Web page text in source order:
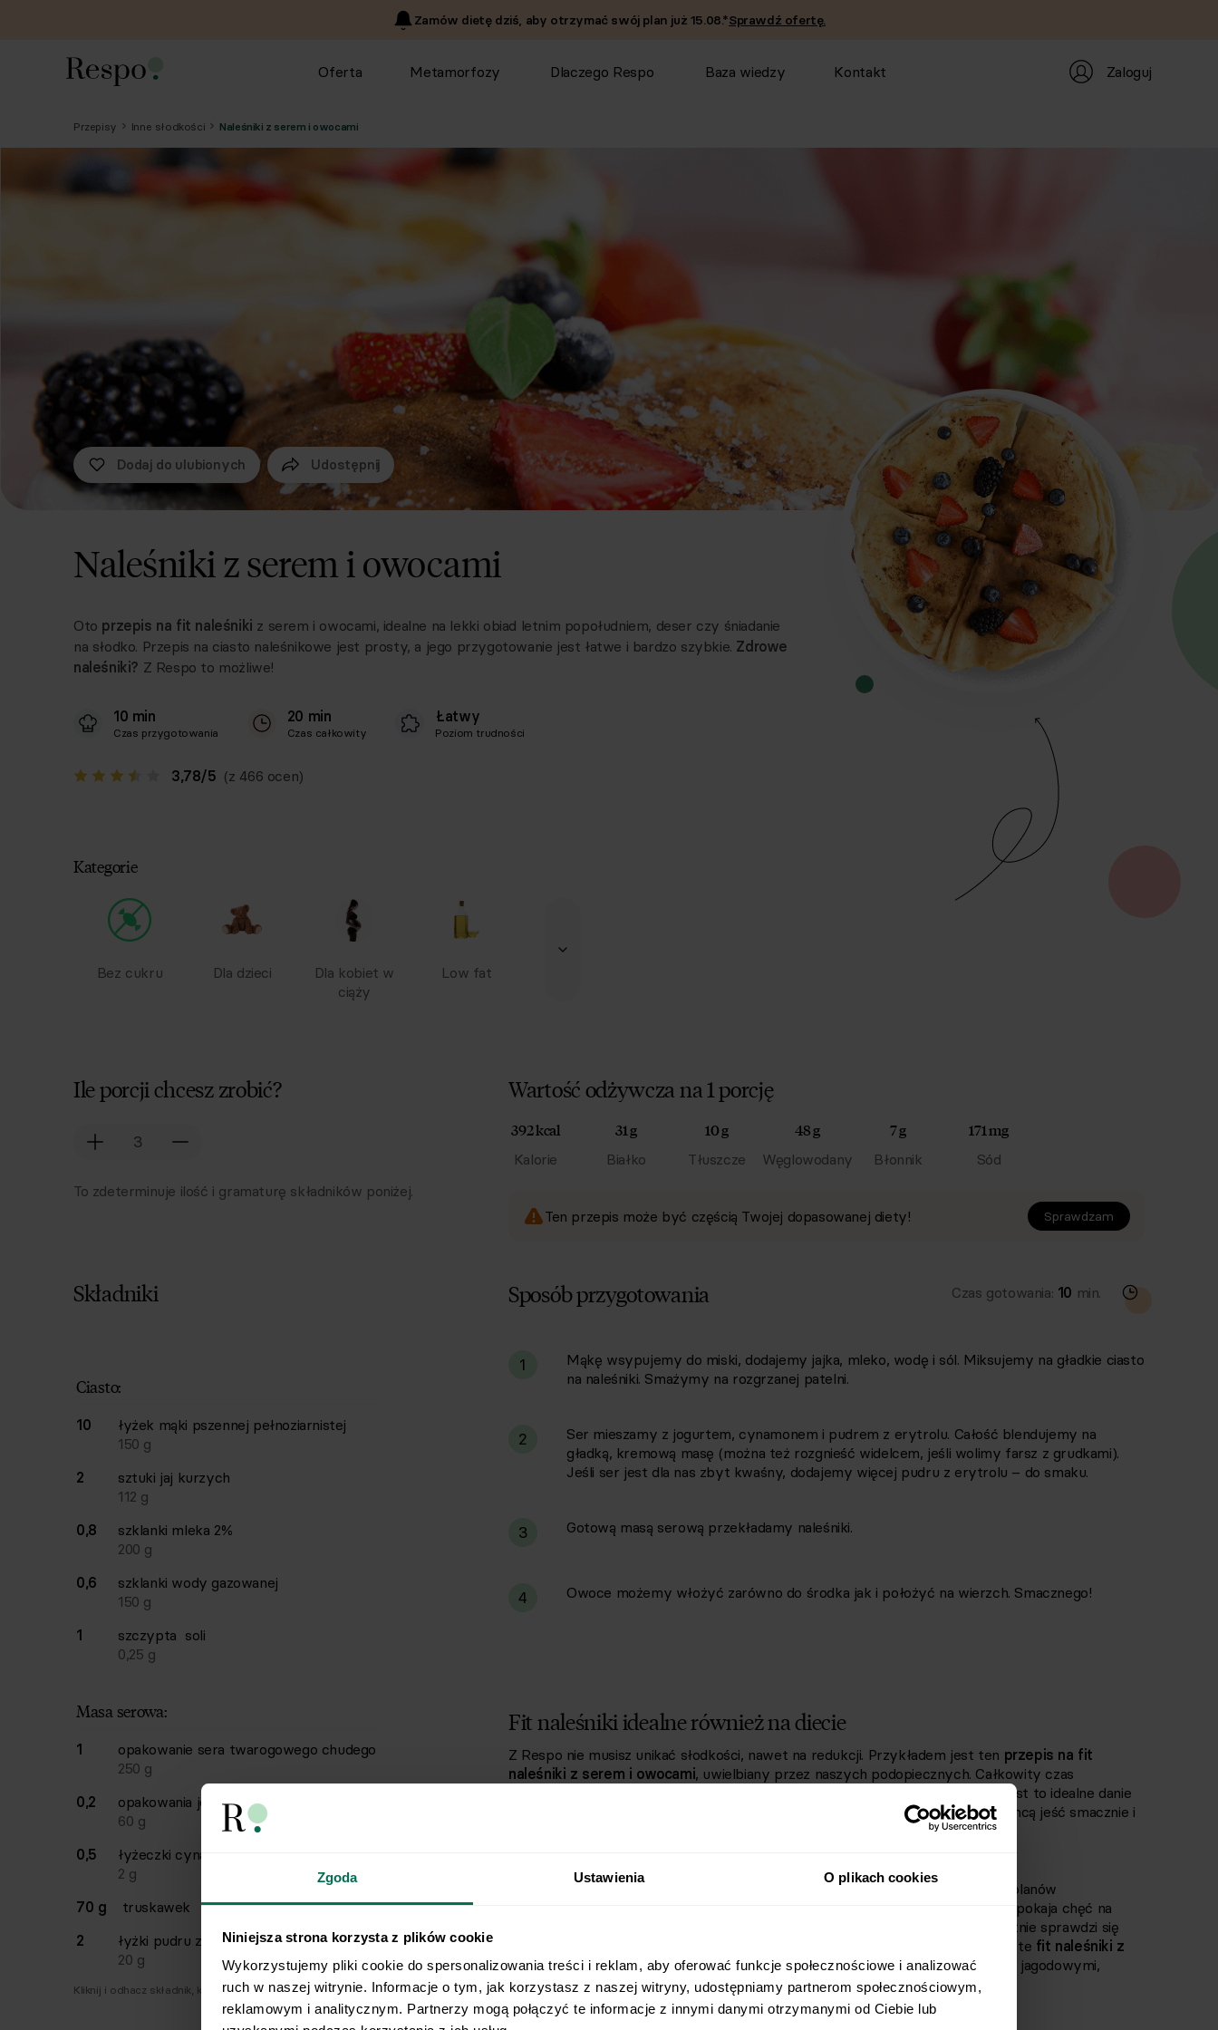
Zgoda Ustawienia O plikach cookies
Niniejsza strona korzysta z plików cookie
Wykorzystujemy pliki cookie do spersonalizowania treści i reklam, aby oferować funkcje społecznościowe i analizować
ruch w naszej witrynie. Informacje o tym, jak korzystasz z naszej witryny, udostępniamy partnerom społecznościowym,
reklamowym i analitycznym. Partnerzy mogą połączyć te informacje z innymi danymi otrzymanymi od Ciebie lub
Zamów dietę dziś, aby otrzymać swój plan już 15.08.*Sprawdź ofertę.
Oferta Metamorfozy Dlaczego Respo Baza wiedzy Kontakt Zaloguj
Przepisy Inne słodkości Naleśniki z serem i owocami
Dodaj do ulubionych Udostępnij
Naleśniki z serem i owocami
Oto przepis na fit naleśniki z serem i owocami, idealne na lekki obiad letnim popołudniem, deser czy śniadanie
na słodko. Przepis na ciasto naleśnikowe jest prosty, a jego przygotowanie jest łatwe i bardzo szybkie. Zdrowe
naleśniki? Z Respo to możliwe!
10 min
Czas przygotowania
20 min
Czas całkowity
Łatwy
Poziom trudności
3,78/5 (z 466 ocen)
Kategorie
Bez cukru Dla dzieci
Dla kobiet w
ciąży
Low fat
Ile porcji chcesz zrobić?
To zdeterminuje ilość i gramaturę składników poniżej.
Wartość odżywcza na 1 porcję
392 kcal
Kalorie
31 g
Białko
10 g
Tłuszcze
48 g
Węglowodany
7 g
Błonnik
171 mg
Sód
Ten przepis może być częścią Twojej dopasowanej diety! Sprawdzam
Składniki
Ciasto:
10 łyżek mąki pszennej pełnoziarnistej
150 g
2
sztuki jaj kurzych
112 g
0,8
szklanki mleka 2%
200 g
0,6
szklanki wody gazowanej
150 g
1
szczypta soli
0,25 g
Masa serowa:
1 opakowanie sera twarogowego chudego
250 g
0,2
opakowania jogurtu naturalnego gęstego
60 g
0,5
łyżeczki cynamonu
2 g
70 g
truskawek
2
łyżki pudru z erytrolu
20 g
Kliknij i odhacz składnik, który już masz.
Sposób przygotowania Czas gotowania: 10 min.
1
Mąkę wsypujemy do miski, dodajemy jajka, mleko, wodę i sól. Miksujemy na gładkie ciasto
na naleśniki. Smażymy na rozgrzanej patelni.
2
Ser mieszamy z jogurtem, cynamonem i pudrem z erytrolu. Całość blendujemy na
gładką, kremową masę (można też rozgnieść widelcem, jeśli wolimy farsz z grudkami).
Jeśli ser jest dla nas zbyt kwaśny, dodajemy więcej pudru z erytrolu – do smaku.
3 Gotową masą serową przekładamy naleśniki.
4 Owoce możemy włożyć zarówno do środka jak i położyć na wierzch. Smacznego!
Fit naleśniki idealne również na diecie
Z Respo nie musisz unikać słodkości, nawet na redukcji. Przykładem jest ten przepis na fit
naleśniki z serem i owocami, uwielbiany przez naszych podopiecznych. Całkowity czas
przygotowania to zaledwie 20 minut, a poziom trudności - łatwy. Dzięki temu jest to idealne danie
dla osób zapracowanych, które nie mają czasu na skomplikowane przepisy, a chcą jeść smacznie i
Ten przepis na naleśniki fit uwielbiają także dzieci!
Dlatego często trafia do planów
dietetycznych naszych najmłodszych podopiecznych. Nic dziwnego - danie zaspokaja chęć na
słodkości, ale przy tym zawiera sporo białka, bo aż 31 gramów na porcję. Świetnie sprawdzi się
także jako sposób na „przemycenie" do diety najmłodszych porcji owoców. Bo te fit naleśniki z
serem świetnie smakują nie tylko z truskawkami, ale także z innymi owocami jagodowymi,
bananem oraz mango.